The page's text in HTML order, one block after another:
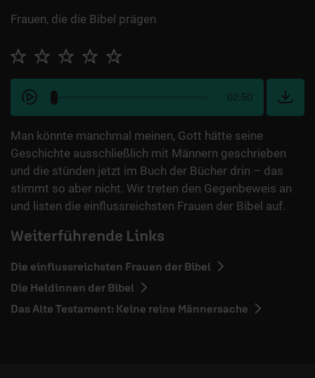
Frauen, die die Bibel prägen
02:50
Man könnte manchmal meinen, Gott hätte seine
Geschichte ausschließlich mit Männern geschrieben
und die stünden jetzt im Buch der Bücher drin – das
stimmt so aber nicht. Wir treten den Gegenbeweis an
und listen die einflussreichsten Frauen der Bibel auf.
Weiterführende Links
Die einflussreichsten Frauen der Bibel
Die Heldinnen der Bibel
Das Alte Testament: Keine reine Männersache